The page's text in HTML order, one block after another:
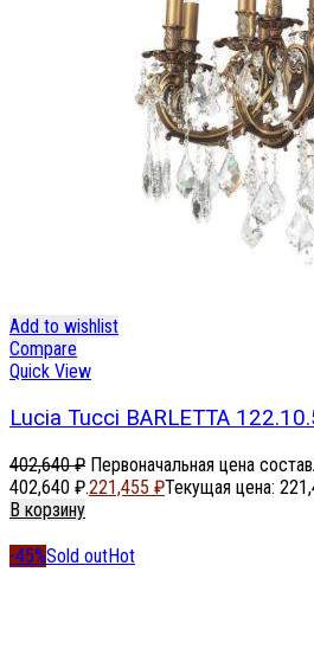
Add to wishlist
Compare
Quick View
Lucia Tucci BARLETTA
402,640₽ Первоначальная цена
402,640 ₽.221,455 ₽Текущая цена:
В корзину
-45%Sold outHot